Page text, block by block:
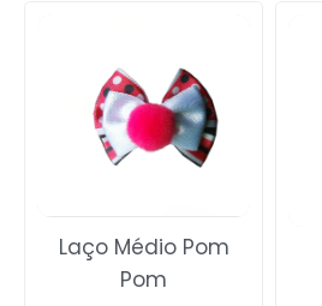
Laço Médio Pom
Pom